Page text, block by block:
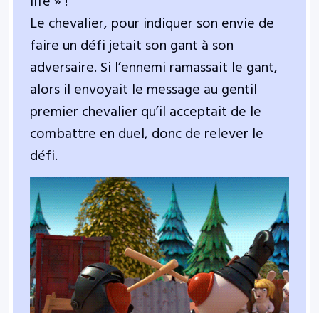
Le chevalier, pour indiquer son envie de
faire un défi jetait son gant à son
adversaire. Si l’ennemi ramassait le gant,
alors il envoyait le message au gentil
premier chevalier qu’il acceptait de le
combattre en duel, donc de relever le
défi.